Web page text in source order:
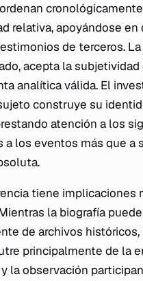
relativa, apoyándose en
de terceros.
acepta la
analítica válida. El
construye su
atención a los
a los eventos más que a
tiene implicaciones
la biografía
de archivos históricos,
principalmente de la
la observación